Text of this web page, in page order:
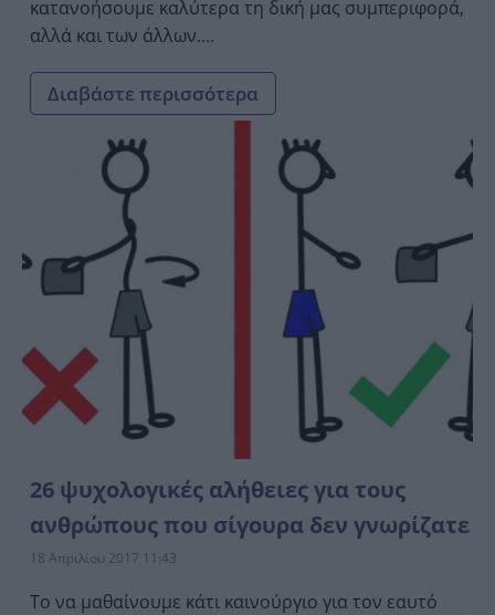
κατανοήσουμε καλύτερα τη δική μας συμπεριφορά,
αλλά και των άλλων....
Διαβάστε περισσότερα
26 ψυχολογικές αλήθειες για τους
ανθρώπους που σίγουρα δεν γνωρίζατε
18 Απριλίου 2017 11:43
Το να μαθαίνουμε κάτι καινούργιο για τον εαυτό